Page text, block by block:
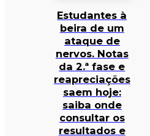
Estudantes à
beira de um
ataque de
nervos. Notas
da 2.ª fase e
reapreciações
saem hoje:
saiba onde
consultar os
resultados e